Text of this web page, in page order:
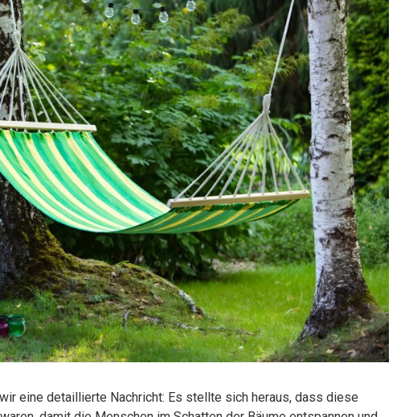
eine detaillierte Nachricht: Es stellte sich heraus, dass diese